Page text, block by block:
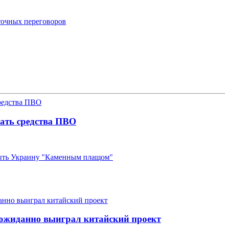
переговоров
средства ПВО
Украину "Каменным плащом"
выиграл китайский проект